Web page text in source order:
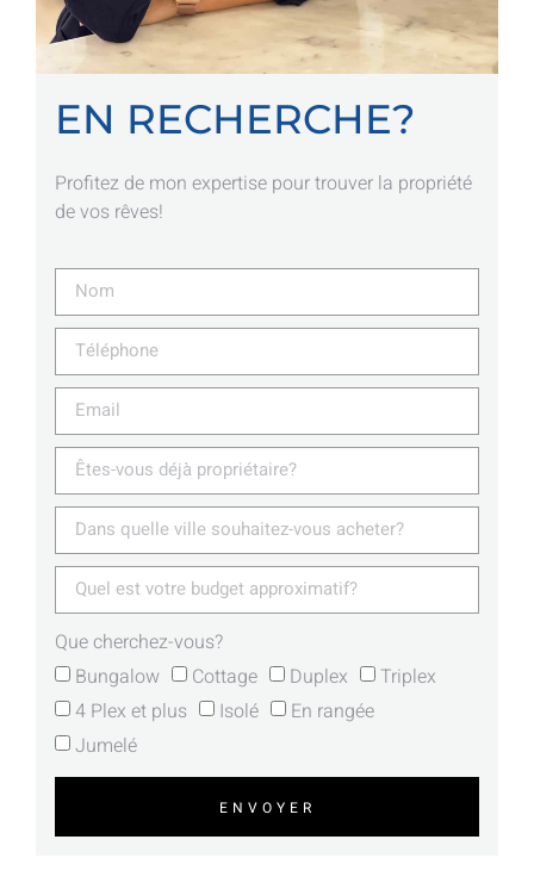
EN RECHERCHE?
Profitez de mon expertise pour trouver la propriété
de vos rêves!
Que cherchez-vous?
Bungalow
Cottage Duplex
Triplex
4 Plex et plus
Isolé
En rangée
Jumelé
ENVOYER